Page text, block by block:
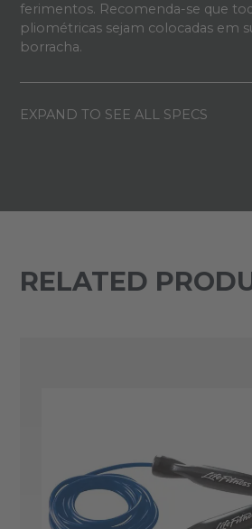
ferimentos. Recomenda-se que
pliométricas sejam colocadas em
borracha.
EXPAND TO SEE ALL SPECS
RELATED